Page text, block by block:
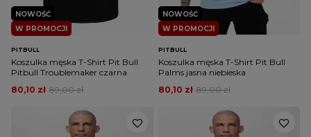
W PROMOCJI
NOWOŚĆ
PITBULL
Koszulka męska T-Shirt Pit Bull
Pitbull Troublemaker czarna
89,00 zł
80,10 zł
W PROMOCJI
NOWOŚĆ
PITBULL
Koszulka męska T-Shirt Pit Bull
Palms jasna niebieska
89,00 zł
80,10 zł